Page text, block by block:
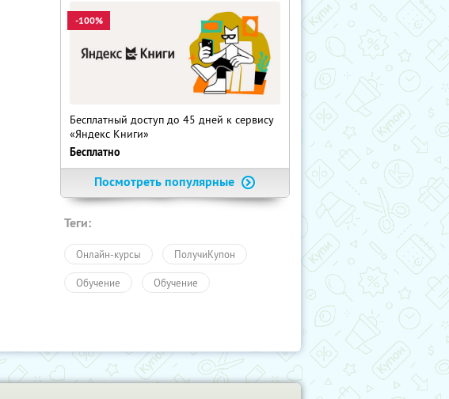
-100%
Бесплатный доступ до 45 дней к сервису
«Яндекс Книги»
Бесплатно
Посмотреть популярные
Теги:
Онлайн-курсы ПолучиКупон
Обучение Обучение